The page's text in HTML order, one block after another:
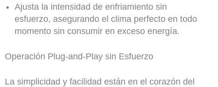
Ajusta la intensidad de enfriamiento sin
esfuerzo, asegurando el clima perfecto en todo
momento sin consumir en exceso energía.
Operación Plug-and-Play sin Esfuerzo
La simplicidad y facilidad están en el corazón del